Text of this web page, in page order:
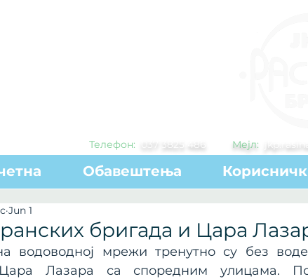
Телефон: 37 3825 486 Мејл:
Обавештења
бригада и Цара
Jun 1
водоводној мрежи тренутно су без
Лазара са споредним улицама.